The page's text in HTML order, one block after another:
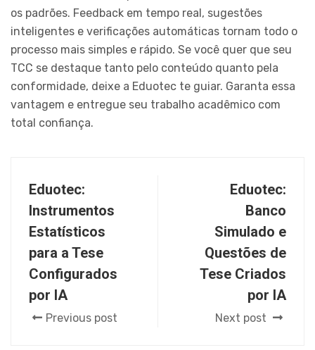
os padrões. Feedback em tempo real, sugestões
inteligentes e verificações automáticas tornam todo o
processo mais simples e rápido. Se você quer que seu
TCC se destaque tanto pelo conteúdo quanto pela
conformidade, deixe a Eduotec te guiar. Garanta essa
vantagem e entregue seu trabalho acadêmico com
total confiança.
Eduotec:
Instrumentos
Estatísticos
para a Tese
Configurados
por IA
Previous post
Eduotec:
Banco
Simulado e
Questões de
Tese Criados
por IA
Next post